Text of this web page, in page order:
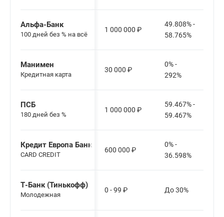
Альфа-Банк
100 дней без % на всё
1 000 000 ₽
49.808% -
58.765%
Манимен
Кредитная карта
30 000 ₽
0% -
292%
ПСБ
180 дней без %
1 000 000 ₽
59.467% -
59.467%
Кредит Европа Банк
CARD CREDIT
600 000 ₽
0% -
36.598%
Т-Банк (Тинькофф)
Молодежная
0 - 99 ₽ До 30%